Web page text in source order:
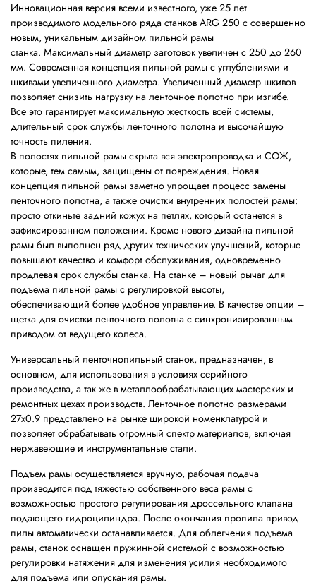
Инновационная версия всеми известного, уже 25 лет
производимого модельного ряда станков ARG 250 с совершенно
новым, уникальным дизайном пильной рамы
станка. Максимальный диаметр заготовок увеличен с 250 до 260
мм. Современная концепция пильной рамы с углублениями и
шкивами увеличенного диаметра. Увеличенный диаметр шкивов
позволяет снизить нагрузку на ленточное полотно при изгибе.
Все это гарантирует максимальную жесткость всей системы,
длительный срок службы ленточного полотна и высочайшую
точность пиления.
В полостях пильной рамы скрыта вся электропроводка и СОЖ,
которые, тем самым, защищены от повреждения. Новая
концепция пильной рамы заметно упрощает процесс замены
ленточного полотна, а также очистки внутренних полостей рамы:
просто откиньте задний кожух на петлях, который останется в
зафиксированном положении. Кроме нового дизайна пильной
рамы был выполнен ряд других технических улучшений, которые
повышают качество и комфорт обслуживания, одновременно
продлевая срок службы станка. На станке – новый рычаг для
подъема пильной рамы с регулировкой высоты,
обеспечивающий более удобное управление. В качестве опции –
щетка для очистки ленточного полотна с синхронизированным
приводом от ведущего колеса.
Универсальный ленточнопильный станок, предназначен, в
основном, для использования в условиях серийного
производства, а так же в металлообрабатывающих мастерских и
ремонтных цехах производств. Ленточное полотно размерами
27х0.9 представлено на рынке широкой номенклатурой и
позволяет обрабатывать огромный спектр материалов, включая
нержавеющие и инструментальные стали.
Подъем рамы осуществляется вручную, рабочая подача
производится под тяжестью собственного веса рамы с
возможностью простого регулирования дроссельного клапана
подающего гидроцилиндра. После окончания пропила привод
пилы автоматически останавливается. Для облегчения подъема
рамы, станок оснащен пружинной системой с возможностью
регулировки натяжения для изменения усилия необходимого
для подъема или опускания рамы.